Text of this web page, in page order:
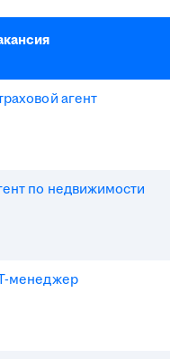
агент
по недвижимости
менеджер